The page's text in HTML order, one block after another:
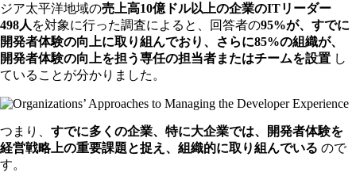
ジア太平洋地域の売上高10億ドル以上の企業のITリーダー
498人 を対象に行った調査によると、回答者の95%が、すでに
開発者体験の向上に取り組んでおり、さらに85%の組織が、
開発者体験の向上を担う専任の担当者またはチームを設置 し
ていることが分かりました。
つまり、 すでに多くの企業、特に大企業では、開発者体験を
経営戦略上の重要課題と捉え、組織的に取り組んでいる ので
す。